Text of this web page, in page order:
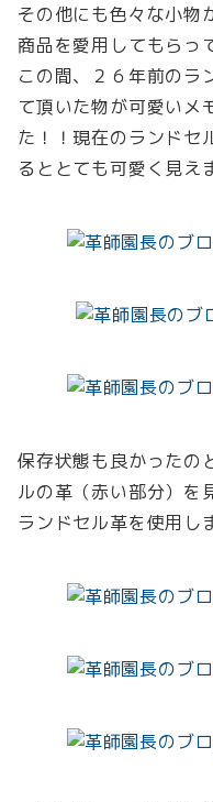
その他にも色々な小物
商品を愛用してもらっ
この間、２６年前のラ
て頂いた物が可愛いメ
た！！現在のランドセ
るととても可愛く見え
保存状態も良かったの
ルの革（赤い部分）を
ランドセル革を使用し